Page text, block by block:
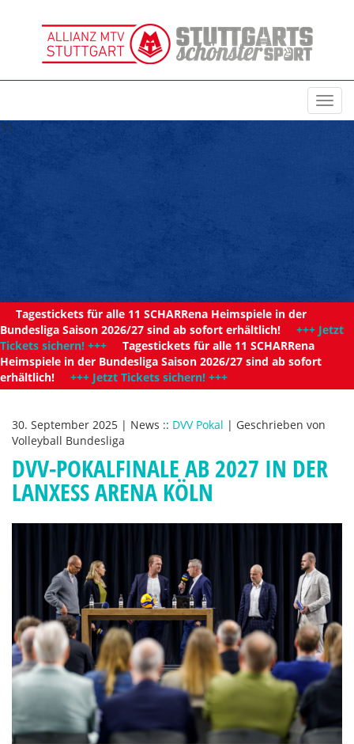
11
Tagestickets für alle 11 SCHARRena Heimspiele in der
Bundesliga Saison 2026/27 sind ab sofort erhältlich! +++ Jetzt
Tickets sichern! +++ Tagestickets für alle 11 SCHARRena
Heimspiele in der Bundesliga Saison 2026/27 sind ab sofort
erhältlich! +++ Jetzt Tickets sichern! +++
30. September 2025 | News :: DVV Pokal | Geschrieben von
Volleyball Bundesliga
DVV-POKALFINALE AB 2027 IN DER
LANXESS ARENA KÖLN